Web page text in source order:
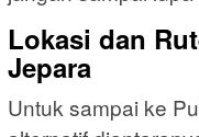
Lokasi dan
Jepara
Untuk sampai ke